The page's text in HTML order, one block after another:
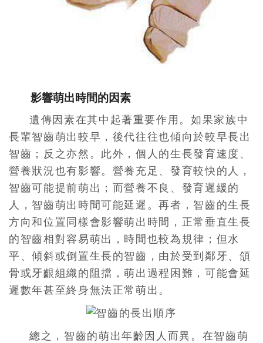
影響萌出時間的因素
遺傳因素在其中起著重要作用。如果家族中
長輩智齒萌出較早，後代往往也傾向於較早長出
智齒；反之亦然。此外，個人的生長發育速度、
營養狀況也有影響。營養充足、發育較快的人，
智齒可能提前萌出；而營養不良、發育遲緩的
人，智齒萌出時間可能延遲。再者，智齒的生長
方向和位置同樣會影響萌出時間，正常垂直生長
的智齒相對容易萌出，時間也較為規律；但水
平、傾斜或倒置生長的智齒，由於受到鄰牙、頜
骨或牙齦組織的阻擋，萌出過程困難，可能會延
遲數年甚至終身無法正常萌出。
總之，智齒的萌出年齡因人而異。在智齒萌